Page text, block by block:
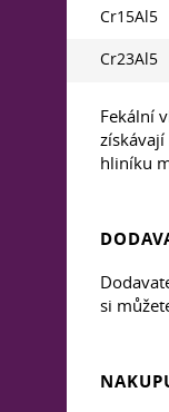
Cr15Al5
Cr23Al5
Fekální
hliníku
si